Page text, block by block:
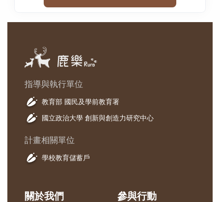
指導與執行單位
教育部 國民及學前教育署
國立政治大學 創新與創造力研究中心
計畫相關單位
學校教育儲蓄戶
關於我們 參與行動